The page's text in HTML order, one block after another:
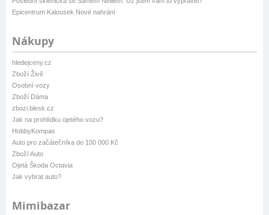
Epicentrum Kalousek Nové nahrání
Nákupy
hledejceny.cz
Zboží Živě
Osobní vozy
Zboží Dáma
zbozi.blesk.cz
Jak na prohlídku ojetého vozu?
HobbyKompas
Auto pro začátečníka do 100 000 Kč
Zboží Auto
Ojetá Škoda Octavia
Jak vybrat auto?
Mimibazar